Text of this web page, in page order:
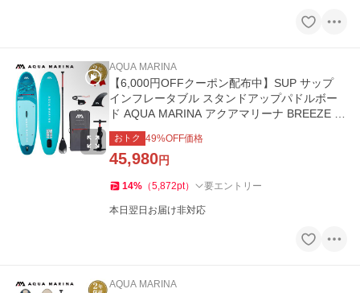
AQUA MARINA
【6,000円OFFクーポン配布中】SUP サップ
インフレータブル スタンドアップパドルボー
ド AQUA MARINA アクアマリーナ BREEZE ブ
リーズ BT-26BRP サップボード
おトク 49%OFF価格
45,980円
14% （5,872pt） 要エントリー
本日翌日お届け非対応
AQUA MARINA